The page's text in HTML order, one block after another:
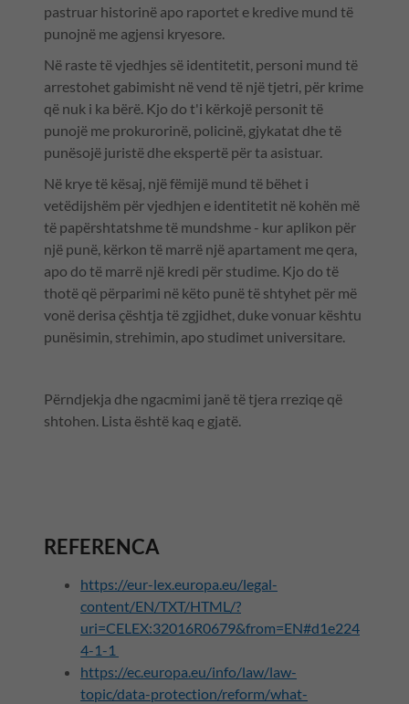
pastruar historinë apo raportet e kredive mund të
punojnë me agjensi kryesore.
Në raste të vjedhjes së identitetit, personi mund të
arrestohet gabimisht në vend të një tjetri, për krime
që nuk i ka bërë. Kjo do t'i kërkojë personit të
punojë me prokurorinë, policinë, gjykatat dhe të
punësojë juristë dhe ekspertë për ta asistuar.
Në krye të kësaj, një fëmijë mund të bëhet i
vetëdijshëm për vjedhjen e identitetit në kohën më
të papërshtatshme të mundshme - kur aplikon për
një punë, kërkon të marrë një apartament me qera,
apo do të marrë një kredi për studime. Kjo do të
thotë që përparimi në këto punë të shtyhet për më
vonë derisa çështja të zgjidhet, duke vonuar kështu
punësimin, strehimin, apo studimet universitare.
Përndjekja dhe ngacmimi janë të tjera rreziqe që
shtohen. Lista është kaq e gjatë.
REFERENCA
https://eur-lex.europa.eu/legal-
content/EN/TXT/HTML/?
uri=CELEX:32016R0679&from=EN#d1e224
4-1-1
https://ec.europa.eu/info/law/law-
topic/data-protection/reform/what-